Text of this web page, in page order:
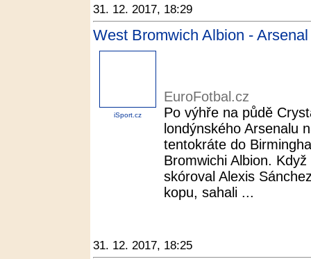
31. 12. 2017, 18:29
West Bromwich Albion -
iSport.cz
EuroFotbal.cz
Po výhře na půdě
londýnského Arsenalu
tentokráte do
Bromwichi Albion.
skóroval Alexis
kopu, sahali ...
31. 12. 2017, 18:25